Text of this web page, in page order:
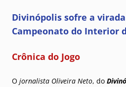
Divinópolis sofre a
Campeonato do Interior
Crônica do Jogo
O jornalista Oliveira Neto, do